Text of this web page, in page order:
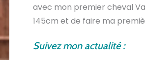
avec mon premier cheval
145cm et de faire ma
Suivez mon actualité :